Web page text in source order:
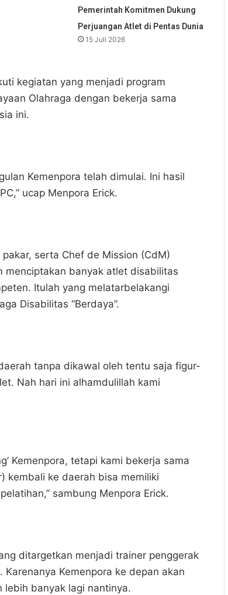
Pemerintah Komitmen Dukung
Perjuangan Atlet di Pentas Dunia
15 Juli 2026
kegiatan yang menjadi program
Olahraga dengan bekerja sama
ini.
Kemenpora telah dimulai. Ini hasil
ucap Menpora Erick.
serta Chef de Mission (CdM)
menciptakan banyak atlet disabilitas
Itulah yang melatarbelakangi
Disabilitas “Berdaya”.
tanpa dikawal oleh tentu saja figur-
Nah hari ini alhamdulillah kami
Kemenpora, tetapi kami bekerja sama
kembali ke daerah bisa memiliki
sambung Menpora Erick.
ditargetkan menjadi trainer penggerak
Kemenpora ke depan akan
lebih banyak lagi nantinya.